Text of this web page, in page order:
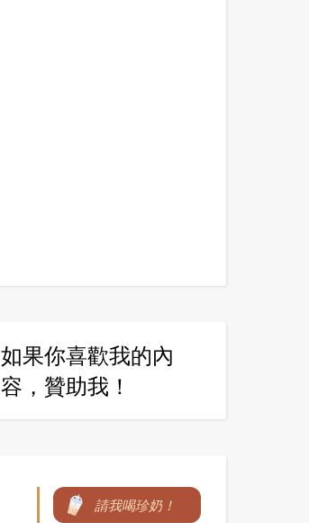
如果你喜歡我的內
容，贊助我！
請我喝珍奶！